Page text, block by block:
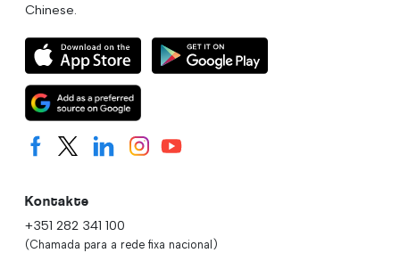
Chinese.
Kontakte
+351 282 341 100
(Chamada para a rede fixa nacional)